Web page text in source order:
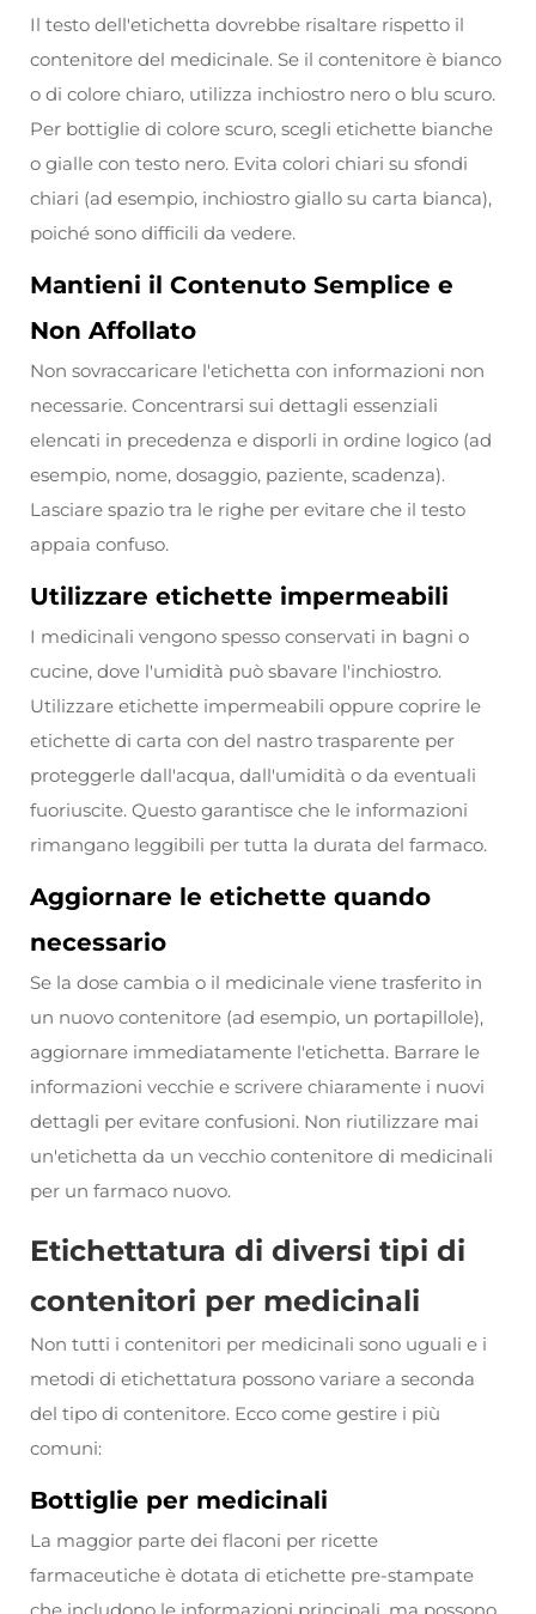
Il testo dell'etichetta dovrebbe risaltare rispetto il
contenitore del medicinale. Se il contenitore è bianco
o di colore chiaro, utilizza inchiostro nero o blu scuro.
Per bottiglie di colore scuro, scegli etichette bianche
o gialle con testo nero. Evita colori chiari su sfondi
chiari (ad esempio, inchiostro giallo su carta bianca),
poiché sono difficili da vedere.
Mantieni il Contenuto Semplice e
Non Affollato
Non sovraccaricare l'etichetta con informazioni non
necessarie. Concentrarsi sui dettagli essenziali
elencati in precedenza e disporli in ordine logico (ad
esempio, nome, dosaggio, paziente, scadenza).
Lasciare spazio tra le righe per evitare che il testo
appaia confuso.
Utilizzare etichette impermeabili
I medicinali vengono spesso conservati in bagni o
cucine, dove l'umidità può sbavare l'inchiostro.
Utilizzare etichette impermeabili oppure coprire le
etichette di carta con del nastro trasparente per
proteggerle dall'acqua, dall'umidità o da eventuali
fuoriuscite. Questo garantisce che le informazioni
rimangano leggibili per tutta la durata del farmaco.
Aggiornare le etichette quando
necessario
Se la dose cambia o il medicinale viene trasferito in
un nuovo contenitore (ad esempio, un portapillole),
aggiornare immediatamente l'etichetta. Barrare le
informazioni vecchie e scrivere chiaramente i nuovi
dettagli per evitare confusioni. Non riutilizzare mai
un'etichetta da un vecchio contenitore di medicinali
per un farmaco nuovo.
Etichettatura di diversi tipi di
contenitori per medicinali
Non tutti i contenitori per medicinali sono uguali e i
metodi di etichettatura possono variare a seconda
del tipo di contenitore. Ecco come gestire i più
comuni:
Bottiglie per medicinali
La maggior parte dei flaconi per ricette
farmaceutiche è dotata di etichette pre-stampate